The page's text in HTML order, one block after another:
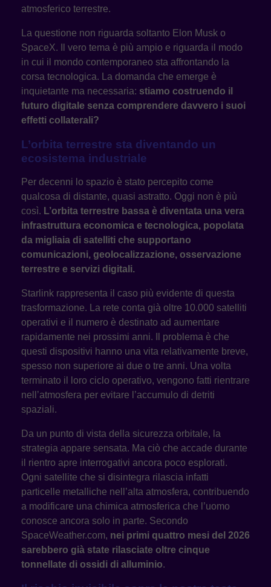
atmosferico terrestre.
La questione non riguarda soltanto Elon Musk o
SpaceX. Il vero tema è più ampio e riguarda il modo
in cui il mondo contemporaneo sta affrontando la
corsa tecnologica. La domanda che emerge è
inquietante ma necessaria: stiamo costruendo il
futuro digitale senza comprendere davvero i suoi
effetti collaterali?
L’orbita terrestre sta diventando un
ecosistema industriale
Per decenni lo spazio è stato percepito come
qualcosa di distante, quasi astratto. Oggi non è più
così. L’orbita terrestre bassa è diventata una vera
infrastruttura economica e tecnologica, popolata
da migliaia di satelliti che supportano
comunicazioni, geolocalizzazione, osservazione
terrestre e servizi digitali.
Starlink rappresenta il caso più evidente di questa
trasformazione. La rete conta già oltre 10.000 satelliti
operativi e il numero è destinato ad aumentare
rapidamente nei prossimi anni. Il problema è che
questi dispositivi hanno una vita relativamente breve,
spesso non superiore ai due o tre anni. Una volta
terminato il loro ciclo operativo, vengono fatti rientrare
nell’atmosfera per evitare l’accumulo di detriti
spaziali.
Da un punto di vista della sicurezza orbitale, la
strategia appare sensata. Ma ciò che accade durante
il rientro apre interrogativi ancora poco esplorati.
Ogni satellite che si disintegra rilascia infatti
particelle metalliche nell’alta atmosfera, contribuendo
a modificare una chimica atmosferica che l’uomo
conosce ancora solo in parte. Secondo
SpaceWeather.com, nei primi quattro mesi del 2026
sarebbero già state rilasciate oltre cinque
tonnellate di ossidi di alluminio.